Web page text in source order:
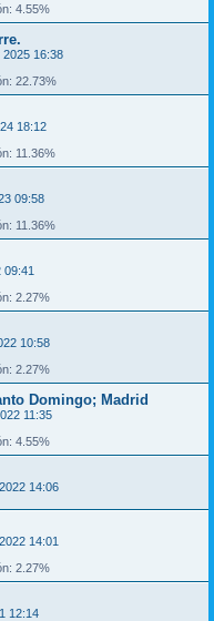
4.55%
2025 16:38
22.73%
18:12
11.36%
09:58
11.36%
09:41
2.27%
10:58
2.27%
Domingo; Madrid
11:35
4.55%
14:06
14:01
2.27%
12:14